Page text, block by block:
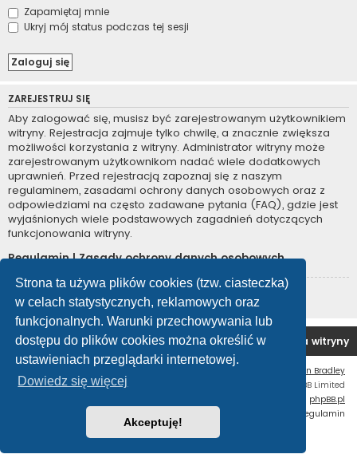
Strona ta używa plików cookies (tzw. ciasteczka)
w celach statystycznych, reklamowych oraz
funkcjonalnych. Warunki przechowywania lub
dostępu do plików cookies można określić w
ustawieniach przeglądarki internetowej.
Dowiedz się więcej
Akceptuję!
Zapamiętaj mnie
Ukryj mój status podczas tej sesji
ZAREJESTRUJ SIĘ
Aby zalogować się, musisz być zarejestrowanym użytkownikiem
witryny. Rejestracja zajmuje tylko chwilę, a znacznie zwiększa
możliwości korzystania z witryny. Administrator witryny może
zarejestrowanym użytkownikom nadać wiele dodatkowych
uprawnień. Przed rejestracją zapoznaj się z naszym
regulaminem, zasadami ochrony danych osobowych oraz z
odpowiedziami na często zadawane pytania (FAQ), gdzie jest
wyjaśnionych wiele podstawowych zagadnień dotyczących
funkcjonowania witryny.
Regulamin|Zasady ochrony danych osobowych
Zarejestruj się
Forum OC PL Strona główna Usuń ciasteczka witryny
Ian Bradley
Technologię dostarcza
® Forum Software © phpBB Limited
phpBB.pl
Regulamin